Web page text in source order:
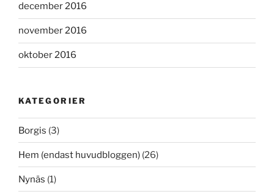
december 2016
november 2016
oktober 2016
KATEGORIER
Borgis (3)
Hem (endast huvudbloggen) (26)
Nynäs (1)